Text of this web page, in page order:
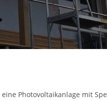
Photovoltaikanlage mit